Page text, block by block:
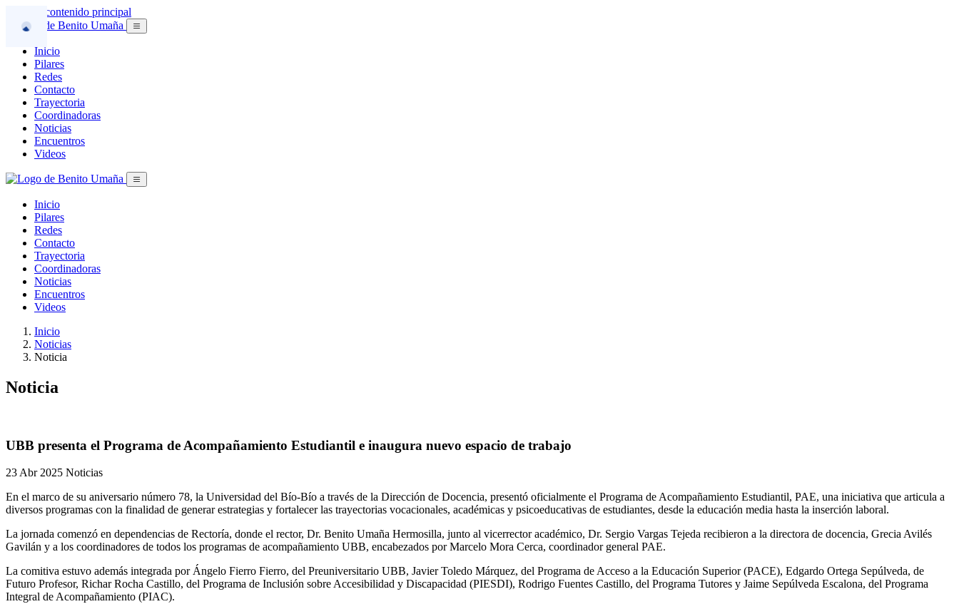
Saltar al contenido principal
Inicio
Pilares
Redes
Contacto
Trayectoria
Coordinadoras
Noticias
Encuentros
Videos
Inicio
Pilares
Redes
Contacto
Trayectoria
Coordinadoras
Noticias
Encuentros
Videos
Inicio
Noticias
Noticia
Noticia
UBB presenta el Programa de Acompañamiento Estudiantil e inaugura nuevo espacio de trabajo
23 Abr 2025 Noticias
En el marco de su aniversario número 78, la Universidad del Bío-Bío a través de la Dirección de Docencia, presentó oficialmente el Programa de Acompañamiento Estudiantil, PAE, una iniciativa que articula a
diversos programas con la finalidad de generar estrategias y fortalecer las trayectorias vocacionales, académicas y psicoeducativas de estudiantes, desde la educación media hasta la inserción laboral.
La jornada comenzó en dependencias de Rectoría, donde el rector, Dr. Benito Umaña Hermosilla, junto al vicerrector académico, Dr. Sergio Vargas Tejeda recibieron a la directora de docencia, Grecia Avilés
Gavilán y a los coordinadores de todos los programas de acompañamiento UBB, encabezados por Marcelo Mora Cerca, coordinador general PAE.
La comitiva estuvo además integrada por Ángelo Fierro Fierro, del Preuniversitario UBB, Javier Toledo Márquez, del Programa de Acceso a la Educación Superior (PACE), Edgardo Ortega Sepúlveda, de
Futuro Profesor, Richar Rocha Castillo, del Programa de Inclusión sobre Accesibilidad y Discapacidad (PIESDI), Rodrigo Fuentes Castillo, del Programa Tutores y Jaime Sepúlveda Escalona, del Programa
Integral de Acompañamiento (PIAC).